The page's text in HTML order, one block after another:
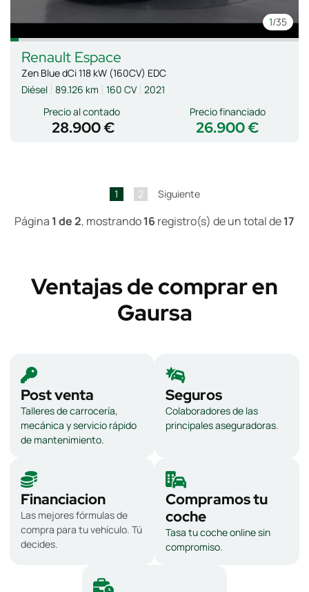
1/35
Renault Espace
Zen Blue dCi 118 kW (160CV) EDC
Diésel 89.126 km 160 CV 2021
Precio al contado
28.900 € 26.900 €
Precio financiado
1 2 Siguiente
Página 1 de 2, mostrando16 registro(s) de un total de17
Ventajas de comprar en
Gaursa
Post venta
Talleres de carrocería,
mecánica y servicio rápido
de mantenimiento.
Seguros
Colaboradores de las
principales aseguradoras.
Financiacion
Las mejores fórmulas de
compra para tu vehículo. Tú
decides.
Compramos tu
coche
Tasa tu coche online sin
compromiso.